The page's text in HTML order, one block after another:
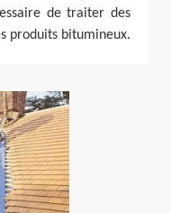
de traiter des
produits bitumineux.